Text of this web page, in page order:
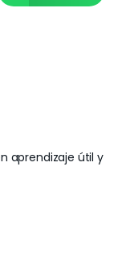
aprendizaje útil y